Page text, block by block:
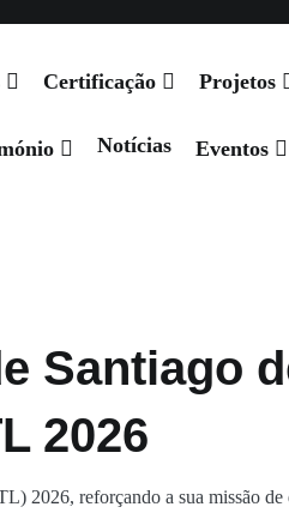
Certificação Projetos
Notícias Eventos
Eventos Agenda Contactos
Santiago
2026
2026, reforçando a sua missão